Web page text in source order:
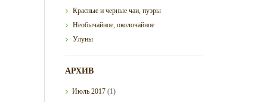
Красные и черные чаи, пуэры
Необычайное, околочайное
Улуны
АРХИВ
Июль2017 (1)